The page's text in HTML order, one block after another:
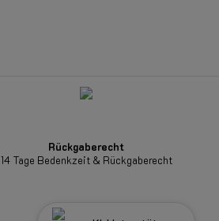
Rückgaberecht
14 Tage Bedenkzeit & Rückgaberecht